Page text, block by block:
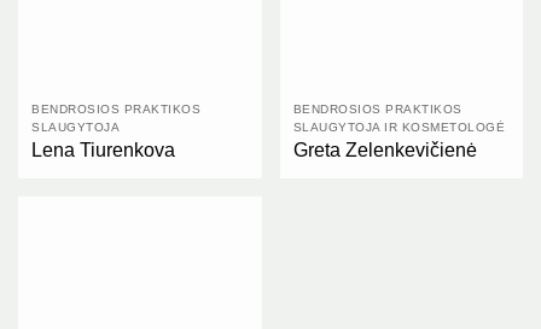
BENDROSIOS PRAKTIKOS
SLAUGYTOJA
Lena Tiurenkova
BENDROSIOS PRAKTIKOS
SLAUGYTOJA IR KOSMETOLOGĖ
Greta Zelenkevičienė